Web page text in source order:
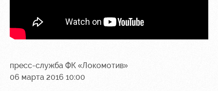
пресс-служба ФК «Локомотив»
06 марта 2016 10:00